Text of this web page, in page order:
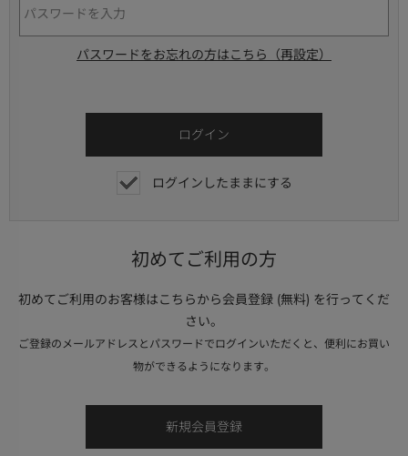
パスワードをお忘れの方はこちら（再設定）
ログインしたままにする
初めてご利用の方
初めてご利用のお客様はこちらから会員登録 (無料) を行ってくだ
さい。
ご登録のメールアドレスとパスワードでログインいただくと、便利にお買い
物ができるようになります。